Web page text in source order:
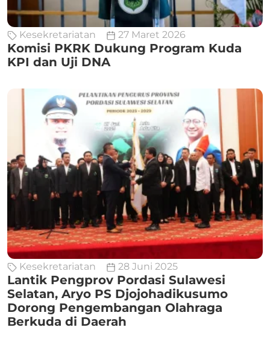
Kesekretariatan 27 Maret 2026
Komisi PKRK Dukung Program Kuda
KPI dan Uji DNA
Kesekretariatan 28 Juni 2025
Lantik Pengprov Pordasi Sulawesi
Selatan, Aryo PS Djojohadikusumo
Dorong Pengembangan Olahraga
Berkuda di Daerah